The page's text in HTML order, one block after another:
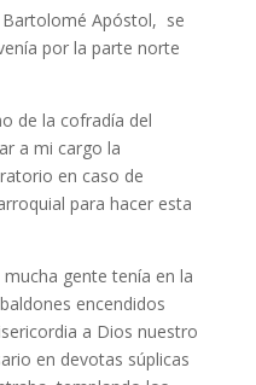
Apóstol, se
por la parte norte
de la cofradía del
a mi cargo la
en caso de
para hacer esta
gente tenía en la
encendidos
a Dios nuestro
en devotas súplicas